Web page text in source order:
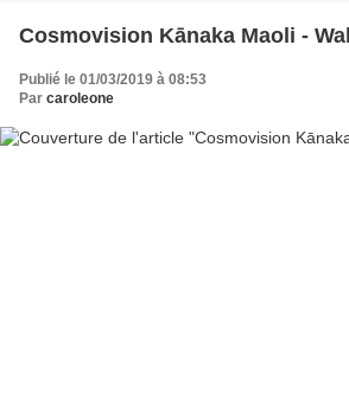
Cosmovision Kānaka Maoli -
Publié le 01/03/2019 à 08:53
Par caroleone